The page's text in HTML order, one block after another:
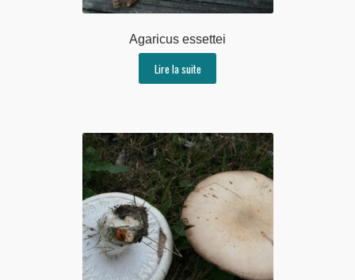
Agaricus essettei
Lire la suite